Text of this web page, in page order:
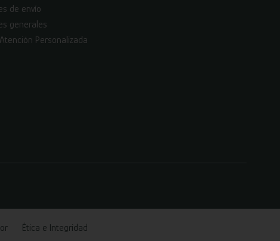
de envío
generales
Personalizada
Ética e Integridad